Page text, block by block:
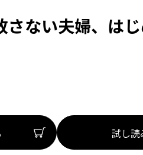
さない夫婦、は
試し読